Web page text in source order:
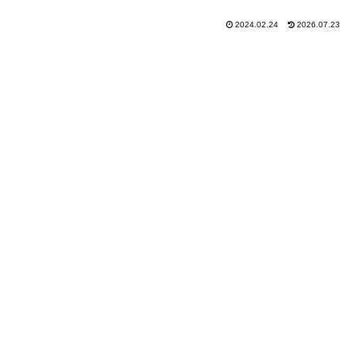
2024.02.24 2026.07.23